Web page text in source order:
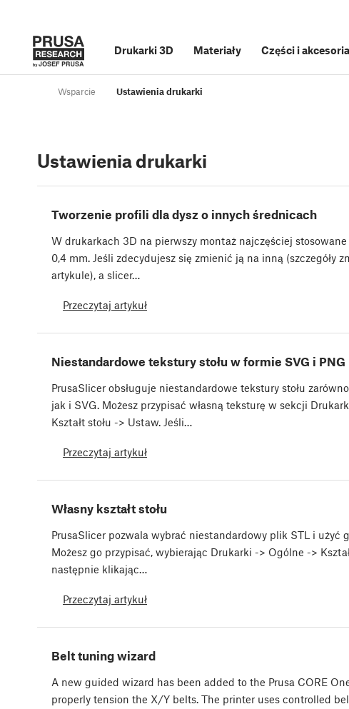
Drukarki 3D Materiały Części i akcesoria
Wsparcie Ustawienia drukarki
Ustawienia drukarki
Tworzenie profili dla dysz o innych średnicach
W drukarkach 3D na pierwszy montaż najczęściej stosowane
0,4 mm. Jeśli zdecydujesz się zmienić ją na inną (szczegóły
artykule), a slicer…
Przeczytaj artykuł
Niestandardowe tekstury stołu w formie SVG i PNG
PrusaSlicer obsługuje niestandardowe tekstury stołu
jak i SVG. Możesz przypisać własną teksturę w sekcji
Kształt stołu -> Ustaw. Jeśli…
Przeczytaj artykuł
Własny kształt stołu
PrusaSlicer pozwala wybrać niestandardowy plik STL i użyć
Możesz go przypisać, wybierając Drukarki -> Ogólne ->
następnie klikając…
Przeczytaj artykuł
Belt tuning wizard
A new guided wizard has been added to the Prusa CORE
properly tension the X/Y belts. The printer uses controlled